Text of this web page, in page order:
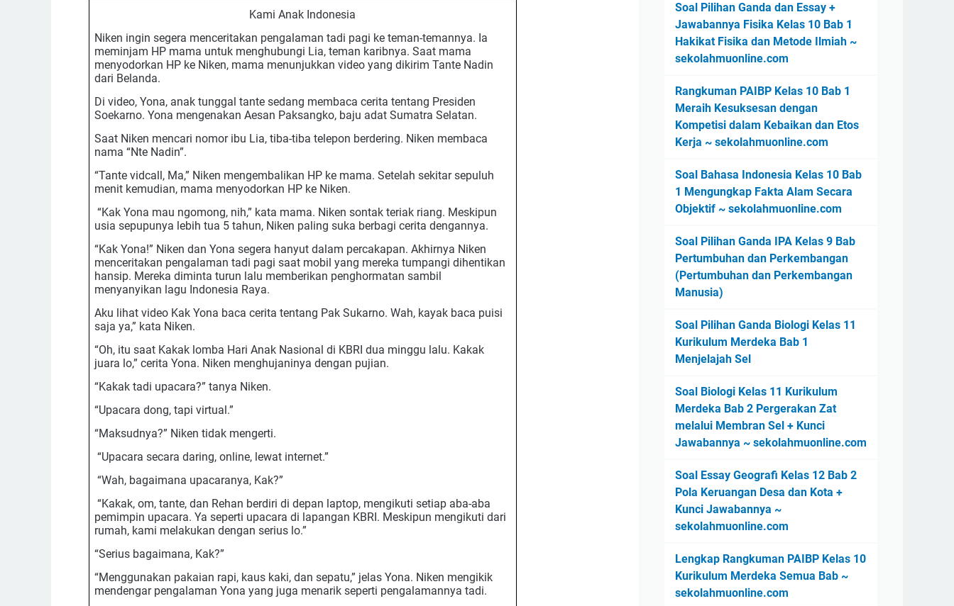
Kami Anak Indonesia
Niken ingin segera menceritakan pengalaman tadi pagi ke teman-temannya. Ia
meminjam HP mama untuk menghubungi Lia, teman karibnya. Saat mama
menyodorkan HP ke Niken, mama menunjukkan video yang dikirim Tante Nadin
dari Belanda.
Di video, Yona, anak tunggal tante sedang membaca cerita tentang Presiden
Soekarno. Yona mengenakan Aesan Paksangko, baju adat Sumatra Selatan.
Saat Niken mencari nomor ibu Lia, tiba-tiba telepon berdering. Niken membaca
nama “Nte Nadin”.
“Tante vidcall, Ma,” Niken mengembalikan HP ke mama. Setelah sekitar sepuluh
menit kemudian, mama menyodorkan HP ke Niken.
“Kak Yona mau ngomong, nih,” kata mama. Niken sontak teriak riang. Meskipun
usia sepupunya lebih tua 5 tahun, Niken paling suka berbagi cerita dengannya.
“Kak Yona!” Niken dan Yona segera hanyut dalam percakapan. Akhirnya Niken
menceritakan pengalaman tadi pagi saat mobil yang mereka tumpangi dihentikan
hansip. Mereka diminta turun lalu memberikan penghormatan sambil
menyanyikan lagu Indonesia Raya.
Aku lihat video Kak Yona baca cerita tentang Pak Sukarno. Wah, kayak baca puisi
saja ya,” kata Niken.
“Oh, itu saat Kakak lomba Hari Anak Nasional di KBRI dua minggu lalu. Kakak
juara lo,” cerita Yona. Niken menghujaninya dengan pujian.
“Kakak tadi upacara?” tanya Niken.
“Upacara dong, tapi virtual.”
“Maksudnya?” Niken tidak mengerti.
“Upacara secara daring, online, lewat internet.”
“Wah, bagaimana upacaranya, Kak?”
“Kakak, om, tante, dan Rehan berdiri di depan laptop, mengikuti setiap aba-aba
pemimpin upacara. Ya seperti upacara di lapangan KBRI. Meskipun mengikuti dari
rumah, kami melakukan dengan serius lo.”
“Serius bagaimana, Kak?”
“Menggunakan pakaian rapi, kaus kaki, dan sepatu,” jelas Yona. Niken mengikik
mendengar pengalaman Yona yang juga menarik seperti pengalamannya tadi.
Soal Pilihan Ganda dan Essay +
Jawabannya Fisika Kelas 10 Bab 1
Hakikat Fisika dan Metode Ilmiah ~
sekolahmuonline.com
Rangkuman PAIBP Kelas 10 Bab 1
Meraih Kesuksesan dengan
Kompetisi dalam Kebaikan dan Etos
Kerja ~ sekolahmuonline.com
Soal Bahasa Indonesia Kelas 10 Bab
1 Mengungkap Fakta Alam Secara
Objektif ~ sekolahmuonline.com
Soal Pilihan Ganda IPA Kelas 9 Bab
Pertumbuhan dan Perkembangan
(Pertumbuhan dan Perkembangan
Manusia)
Soal Pilihan Ganda Biologi Kelas 11
Kurikulum Merdeka Bab 1
Menjelajah Sel
Soal Biologi Kelas 11 Kurikulum
Merdeka Bab 2 Pergerakan Zat
melalui Membran Sel + Kunci
Jawabannya ~ sekolahmuonline.com
Soal Essay Geografi Kelas 12 Bab 2
Pola Keruangan Desa dan Kota +
Kunci Jawabannya ~
sekolahmuonline.com
Lengkap Rangkuman PAIBP Kelas 10
Kurikulum Merdeka Semua Bab ~
sekolahmuonline.com